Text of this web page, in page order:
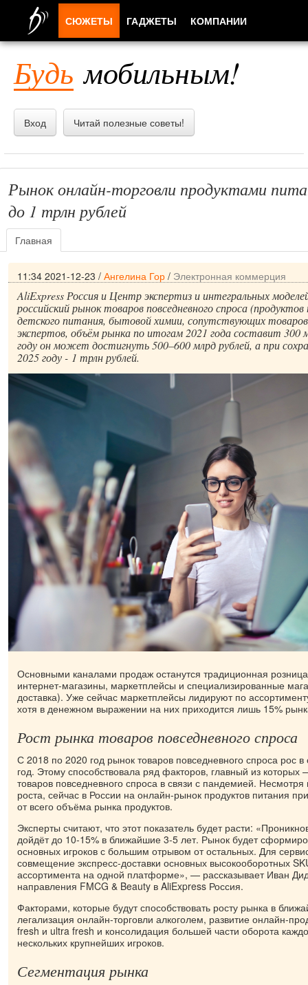
Будь мобильным!
Вход Читай полезные советы!
Рынок онлайн-торговли продуктами
до 1 трлн рублей
Главная
11:34 2021-12-23 / Ангелина Гор / Электронная коммерция
AliExpress Россия и Центр экспертиз и интегральных
российский рынок товаров повседневного спроса
детского питания, бытовой химии, сопутствующих
экспертов, объём рынка по итогам 2021 года составит 300
году он может достигнуть 500–600 млрд рублей, а при
2025 году - 1 трлн рублей.
Основными каналами продаж останутся традиционная
интернет-магазины, маркетплейсы и специализированные
доставка). Уже сейчас маркетплейсы лидируют по
хотя в денежном выражении на них приходится лишь 15%
Рост рынка товаров повседневного спроса
С 2018 по 2020 год рынок товаров повседневного спроса рос
год. Этому способствовала ряд факторов, главный из которых
товаров повседневного спроса в связи с пандемией.
роста, сейчас в России на онлайн-рынок продуктов питания
от всего объёма рынка продуктов.
Эксперты считают, что этот показатель будет расти:
дойдёт до 10-15% в ближайшие 3-5 лет. Рынок будет
основных игроков с большим отрывом от остальных. Для
совмещение экспресс-доставки основных высокооборотных
ассортимента на одной платформе», — рассказывает Иван
направления FMCG & Beauty в AliExpress Россия.
Факторами, которые будут способствовать росту рынка в
легализация онлайн-торговли алкоголем, развитие онлайн-
fresh и ultra fresh и консолидация большей части оборота
нескольких крупнейших игроков.
Сегментация рынка
СЮЖЕТЫ ГАДЖЕТЫ КОМПАНИИ
ПРИЛОЖЕНИЯ